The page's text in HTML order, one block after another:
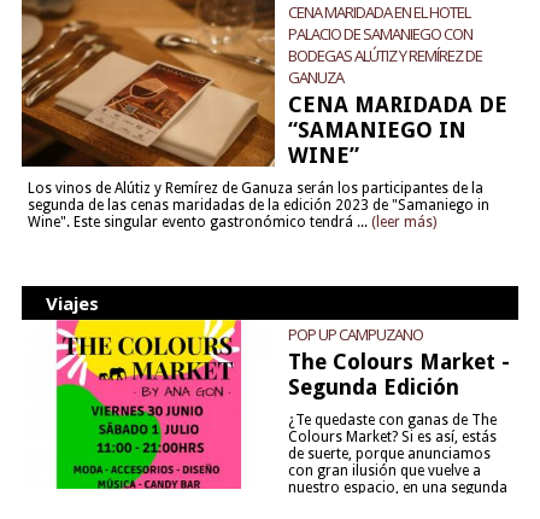
CENA MARIDADA EN EL HOTEL
PALACIO DE SAMANIEGO CON
BODEGAS ALÚTIZ Y REMÍREZ DE
GANUZA
CENA MARIDADA DE
“SAMANIEGO IN
WINE”
Los vinos de Alútiz y Remírez de Ganuza serán los participantes de la
segunda de las cenas maridadas de la edición 2023 de "Samaniego in
Wine". Este singular evento gastronómico tendrá ... (leer más)
Viajes
POP UP CAMPUZANO
The Colours Market -
Segunda Edición
¿Te quedaste con ganas de The
Colours Market? Si es así, estás
de suerte, porque anunciamos
con gran ilusión que vuelve a
nuestro espacio, en una segunda